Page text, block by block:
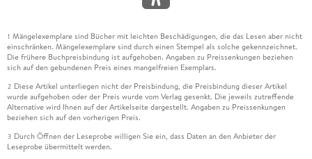
1 Mängelexemplare sind Bücher mit leichten Beschädigungen, die das Lesen aber nicht
einschränken. Mängelexemplare sind durch einen Stempel als solche gekennzeichnet.
Die frühere Buchpreisbindung ist aufgehoben. Angaben zu Preissenkungen beziehen
sich auf den gebundenen Preis eines mangelfreien Exemplars.
2 Diese Artikel unterliegen nicht der Preisbindung, die Preisbindung dieser Artikel
wurde aufgehoben oder der Preis wurde vom Verlag gesenkt. Die jeweils zutreffende
Alternative wird Ihnen auf der Artikelseite dargestellt. Angaben zu Preissenkungen
beziehen sich auf den vorherigen Preis.
3 Durch Öffnen der Leseprobe willigen Sie ein, dass Daten an den Anbieter der
Leseprobe übermittelt werden.